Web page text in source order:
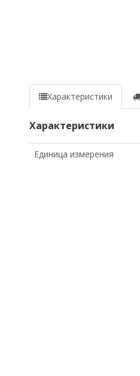
Характеристики
Характеристики
Единица измерения